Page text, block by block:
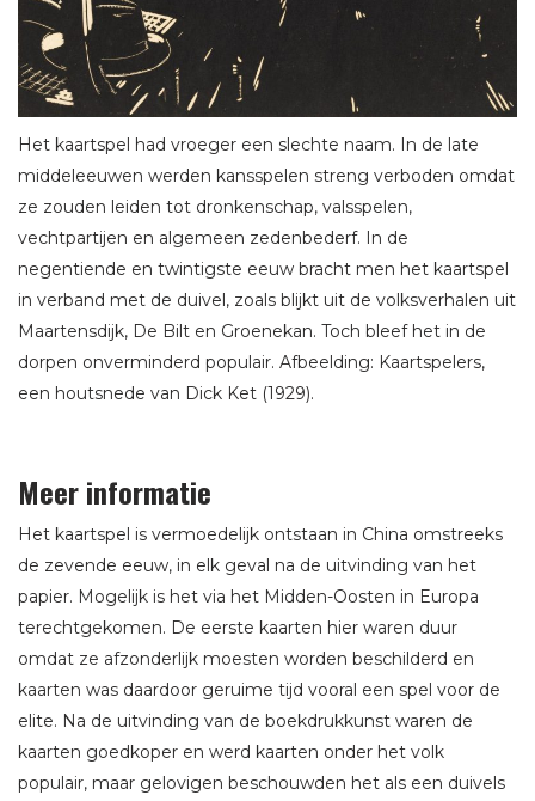
Het kaartspel had vroeger een slechte naam. In de late
middeleeuwen werden kansspelen streng verboden omdat
ze zouden leiden tot dronkenschap, valsspelen,
vechtpartijen en algemeen zedenbederf. In de
negentiende en twintigste eeuw bracht men het kaartspel
in verband met de duivel, zoals blijkt uit de volksverhalen uit
Maartensdijk, De Bilt en Groenekan. Toch bleef het in de
dorpen onverminderd populair. Afbeelding: Kaartspelers,
een houtsnede van Dick Ket (1929).
Meer informatie
Het kaartspel is vermoedelijk ontstaan in China omstreeks
de zevende eeuw, in elk geval na de uitvinding van het
papier. Mogelijk is het via het Midden-Oosten in Europa
terechtgekomen. De eerste kaarten hier waren duur
omdat ze afzonderlijk moesten worden beschilderd en
kaarten was daardoor geruime tijd vooral een spel voor de
elite. Na de uitvinding van de boekdrukkunst waren de
kaarten goedkoper en werd kaarten onder het volk
populair, maar gelovigen beschouwden het als een duivels